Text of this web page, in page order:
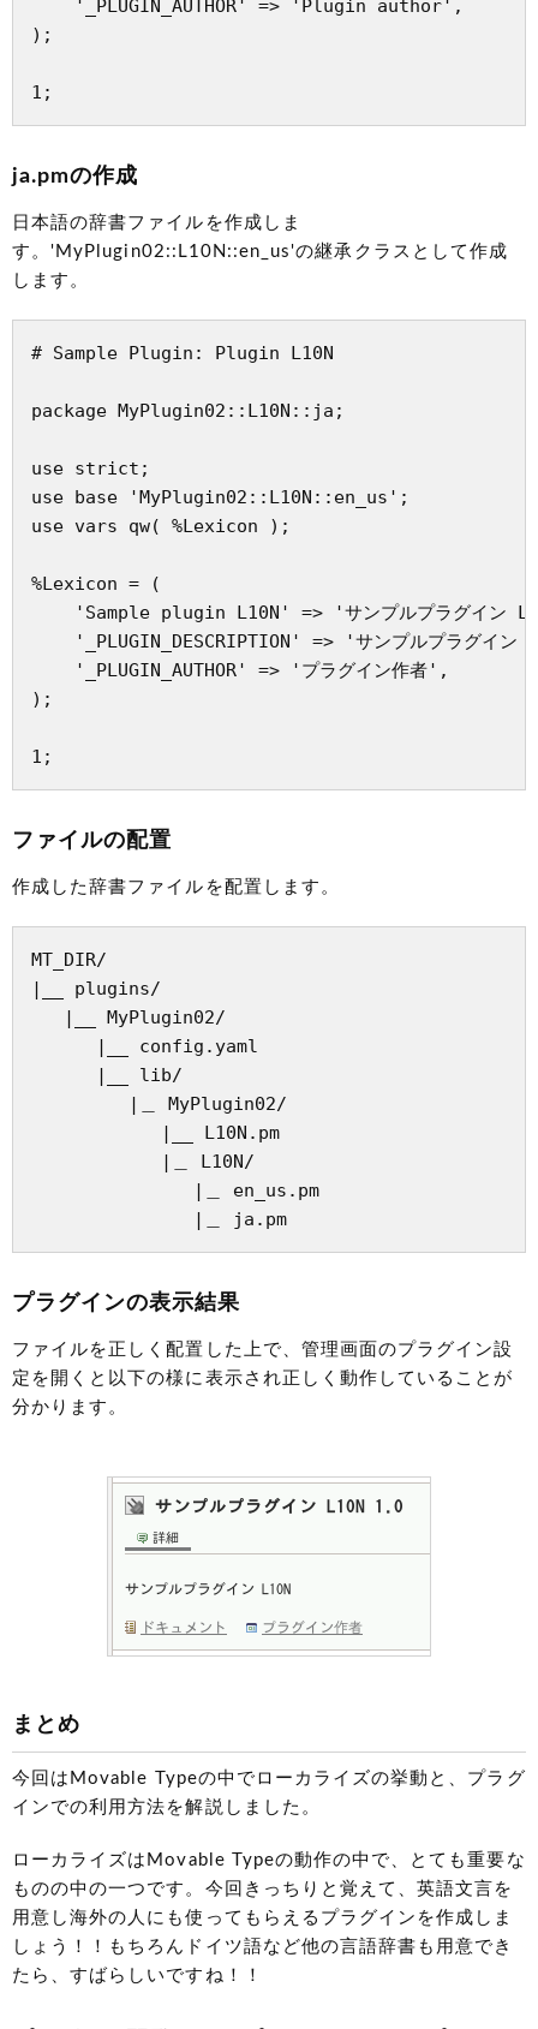
    '_PLUGIN_AUTHOR' => 'Plugin author',
);
ja.pmの作成
日本語の辞書ファイルを作成しま
す。'MyPlugin02::L10N::en_us'の継承クラスとして作成
します。
# Sample Plugin: Plugin L10N
package MyPlugin02::L10N::ja;
use strict;
use base 'MyPlugin02::L10N::en_us';
use vars qw( %Lexicon );
%Lexicon = (
'Sample plugin L10N' => 'サンプルプラグイン
'_PLUGIN_DESCRIPTION' => 'サンプルプラグイン
    '_PLUGIN_AUTHOR' => 'プラグイン作者',
);
ファイルの配置
作成した辞書ファイルを配置します。
MT_DIR/
|__ plugins/
   |__ MyPlugin02/
      |__ config.yaml
      |__ lib/
         |＿ MyPlugin02/
            |__ L10N.pm
            |＿ L10N/
               |＿ en_us.pm
プラグインの表示結果
ファイルを正しく配置した上で、管理画面のプラグイン設
定を開くと以下の様に表示され正しく動作していることが
分かります。
まとめ
今回はMovable Typeの中でローカライズの挙動と、プラグ
インでの利用方法を解説しました。
ローカライズはMovable Typeの動作の中で、とても重要な
ものの中の一つです。今回きっちりと覚えて、英語文言を
用意し海外の人にも使ってもらえるプラグインを作成しま
しょう！！もちろんドイツ語など他の言語辞書も用意でき
たら、すばらしいですね！！